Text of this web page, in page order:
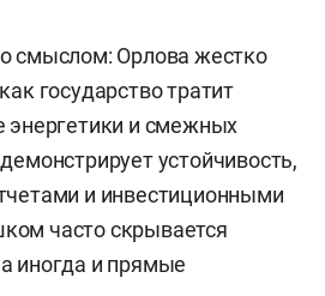
смыслом: Орлова жестко
государство тратит
энергетики и смежных
устойчивость,
и инвестиционными
часто скрывается
иногда и прямые